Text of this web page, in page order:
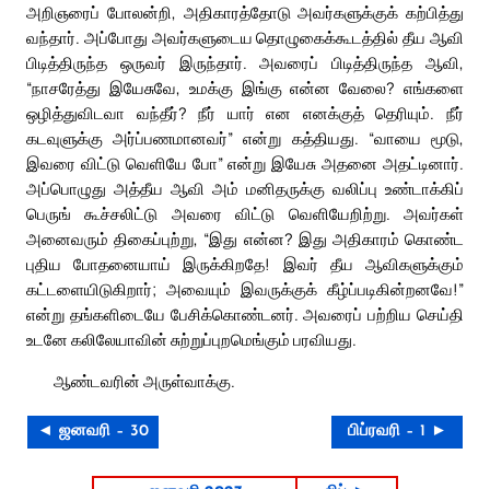
அறிஞரைப் போலன்றி, அதிகாரத்தோடு அவர்களுக்குக் கற்பித்து
வந்தார். அப்போது அவர்களுடைய தொழுகைக்கூடத்தில் தீய ஆவி
பிடித்திருந்த ஒருவர் இருந்தார். அவரைப் பிடித்திருந்த ஆவி,
“நாசரேத்து இயேசுவே, உமக்கு இங்கு என்ன வேலை? எங்களை
ஒழித்துவிடவா வந்தீர்? நீர் யார் என எனக்குத் தெரியும். நீர்
கடவுளுக்கு அர்ப்பணமானவர்” என்று கத்தியது. “வாயை மூடு,
இவரை விட்டு வெளியே போ” என்று இயேசு அதனை அதட்டினார்.
அப்பொழுது அத்தீய ஆவி அம் மனிதருக்கு வலிப்பு உண்டாக்கிப்
பெருங் கூச்சலிட்டு அவரை விட்டு வெளியேறிற்று. அவர்கள்
அனைவரும் திகைப்புற்று, “இது என்ன? இது அதிகாரம் கொண்ட
புதிய போதனையாய் இருக்கிறதே! இவர் தீய ஆவிகளுக்கும்
கட்டளையிடுகிறார்; அவையும் இவருக்குக் கீழ்ப்படிகின்றனவே!”
என்று தங்களிடையே பேசிக்கொண்டனர். அவரைப் பற்றிய செய்தி
உடனே கலிலேயாவின் சுற்றுப்புறமெங்கும் பரவியது.
ஆண்டவரின் அருள்வாக்கு.
◄ ஜனவரி – 30 பிப்ரவரி – 1 ►